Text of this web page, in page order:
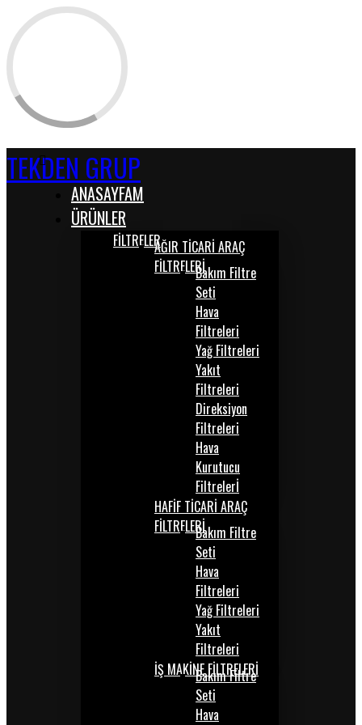
TEKDEN GRUP
ANASAYFAM
ÜRÜNLER
FİLTRELERAĞIR TİCARİ ARAÇ
FİLTRELERİBakım Filtre
Seti
Hava
Filtreleri
Yağ Filtreleri
Yakıt
Filtreleri
Direksiyon
Filtreleri
Hava
Kurutucu
Filtrelerİ
HAFİF TİCARİ ARAÇ
FİLTRELERİBakım Filtre
Seti
Hava
Filtreleri
Yağ Filtreleri
Yakıt
Filtreleri
İŞ MAKİNE FİLTRELERİ
Bakım Filtre
Seti
Hava